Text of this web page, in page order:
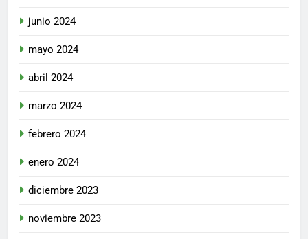
junio 2024
mayo 2024
abril 2024
marzo 2024
febrero 2024
enero 2024
diciembre 2023
noviembre 2023